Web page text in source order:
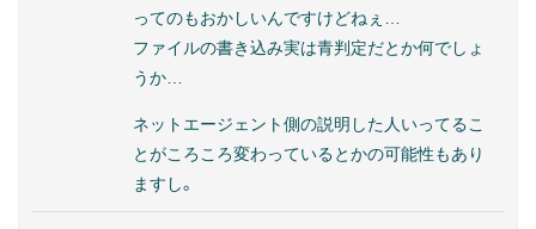
ってのもおかしいんですけどねぇ…
ファイルの書き込み実は青判定だとか何でしょ
うか…
ネットエージェント側の説明した人いってるこ
とがころころ変わっているとかの可能性もあり
ますし。